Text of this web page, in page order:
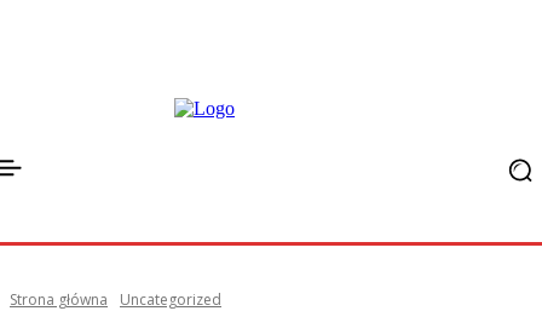
Strona główna Uncategorized